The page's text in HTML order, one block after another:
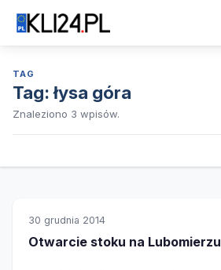
TAG
Tag:łysa góra
Znaleziono 3 wpisów.
30 grudnia 2014
Otwarcie stoku na Lubomierzu